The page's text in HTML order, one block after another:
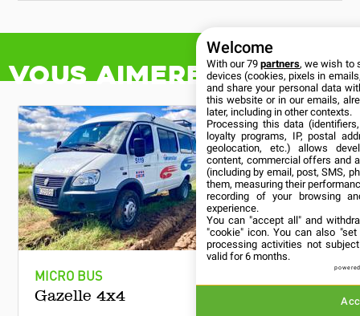
Vous aimerez aussi
MICRO BUS
Gazelle 4x4
MICRO
Welcome
With our 79partners, we wish to
devices (cookies, pixels in
and share your personal data
this website or in our emails,
later, including in other contexts.
Processing this data
loyalty programs, IP, postal
geolocation, etc.) allows
content, commercial offers and
(including by email, post, SMS,
them, measuring their
recording of your browsing
experience.
You can "accept all" and
"cookie" icon. You can also
processing activities not
valid for 6 months.